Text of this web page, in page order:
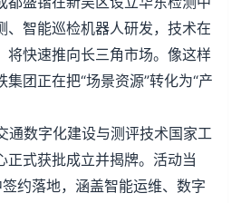
、智能巡检机器人研发，技术在
将快速推向长三角市场。像这样
团正在把“场景资源”转化为“产
通数字化建设与测评技术国家工
正式获批成立并揭牌。活动当
约落地，涵盖智能运维、数字